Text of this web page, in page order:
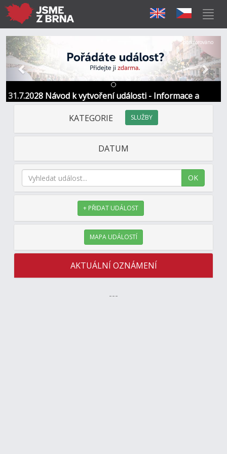
31.7.2028 Návod k vytvoření události - Informace a
kontakt
Předchozí Další
Sponzorováno
KATEGORIE SLUŽBY
DATUM
OK
+ PŘIDAT UDÁLOST
MAPA UDÁLOSTÍ
AKTUÁLNÍ OZNÁMENÍ
---